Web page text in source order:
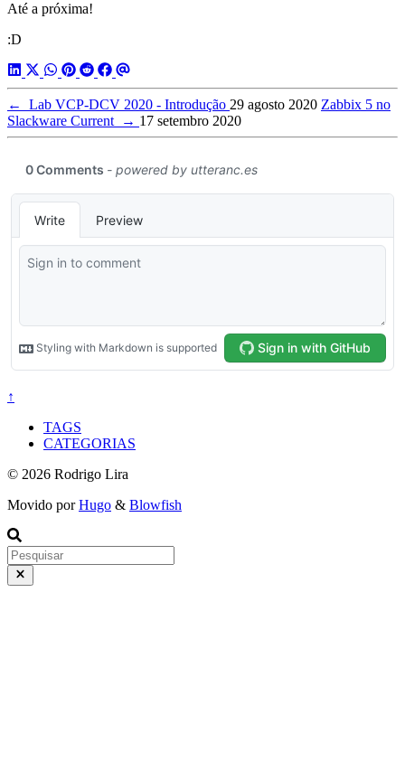
Até a próxima!
:D
← Lab VCP-DCV 2020 - Introdução 29 agosto 2020 Zabbix 5 no
Slackware Current → 17 setembro 2020
↑
TAGS
CATEGORIAS
© 2026 Rodrigo Lira
Movido porHugo & Blowfish